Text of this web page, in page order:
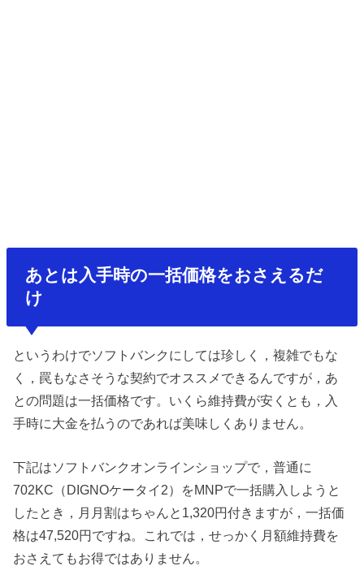
あとは入手時の一括価格をおさえるだ
け
というわけでソフトバンクにしては珍しく，複雑でもな
く，罠もなさそうな契約でオススメできるんですが，あ
との問題は一括価格です。いくら維持費が安くとも，入
手時に大金を払うのであれば美味しくありません。
下記はソフトバンクオンラインショップで，普通に
702KC（DIGNOケータイ2）をMNPで一括購入しようと
したとき，月月割はちゃんと1,320円付きますが，一括価
格は47,520円ですね。これでは，せっかく月額維持費を
おさえてもお得ではありません。